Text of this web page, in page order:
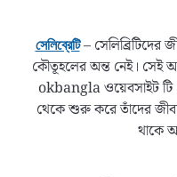
সেলিব্রেটি– সেলিব্রিটিদের
কৌতূহলের অন্ত নেই। সেই
okbangla ওয়েবসাইট টি ।
থেকে শুরু করে তাঁদের
থাকে